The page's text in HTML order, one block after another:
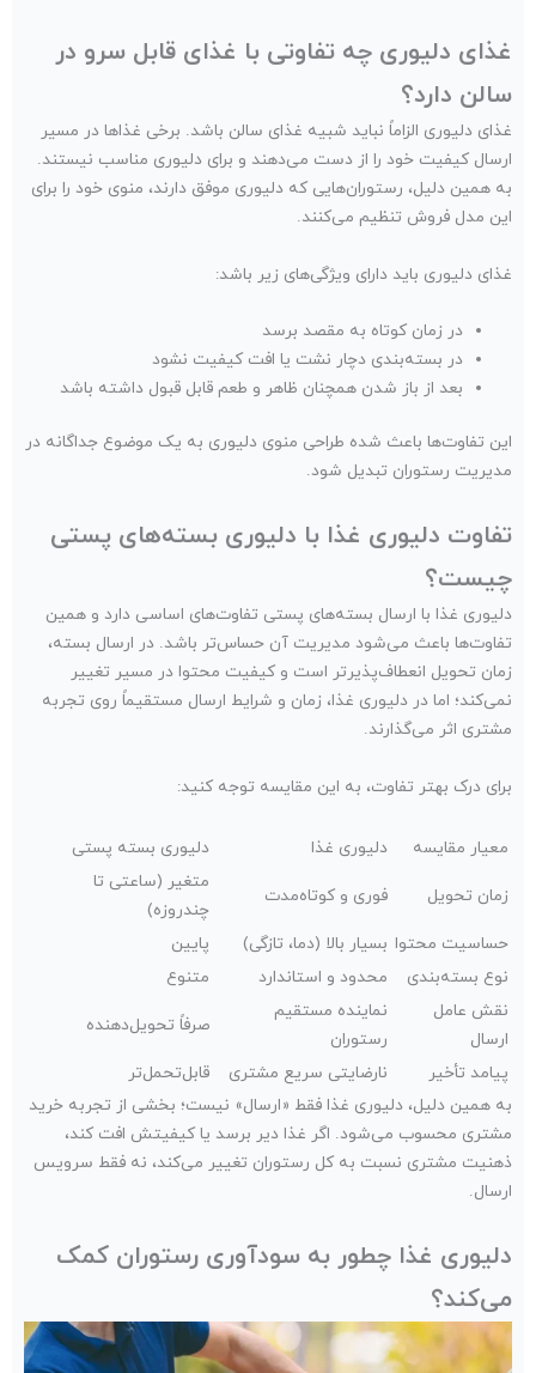
غذای دلیوری چه تفاوتی با غذای قابل سرو در
سالن دارد؟
غذای دلیوری الزاماً نباید شبیه غذای سالن باشد. برخی غذاها در مسیر
ارسال کیفیت خود را از دست می‌دهند و برای دلیوری مناسب نیستند.
به همین دلیل، رستوران‌هایی که دلیوری موفق دارند، منوی خود را برای
این مدل فروش تنظیم می‌کنند.
غذای دلیوری باید دارای ویژگی‌های زیر باشد:
در زمان کوتاه به مقصد برسد
در بسته‌بندی دچار نشت یا افت کیفیت نشود
بعد از باز شدن همچنان ظاهر و طعم قابل قبول داشته باشد
این تفاوت‌ها باعث شده طراحی منوی دلیوری به یک موضوع جداگانه در
مدیریت رستوران تبدیل شود.
تفاوت دلیوری غذا با دلیوری بسته‌های پستی
چیست؟
دلیوری غذا با ارسال بسته‌های پستی تفاوت‌های اساسی دارد و همین
تفاوت‌ها باعث می‌شود مدیریت آن حساس‌تر باشد. در ارسال بسته،
زمان تحویل انعطاف‌پذیرتر است و کیفیت محتوا در مسیر تغییر
نمی‌کند؛ اما در دلیوری غذا، زمان و شرایط ارسال مستقیماً روی تجربه
مشتری اثر می‌گذارند.
برای درک بهتر تفاوت، به این مقایسه توجه کنید:
معیار مقایسه دلیوری غذا دلیوری بسته پستی
زمان تحویل فوری و کوتاه‌مدت
متغیر (ساعتی تا
چندروزه)
حساسیت محتوا بسیار بالا (دما، تازگی)
پایین
نوع بسته‌بندی
محدود و استاندارد
متنوع
نقش عامل
ارسال
نماینده مستقیم
رستوران
صرفاً تحویل‌دهنده
پیامد تأخیر نارضایتی سریع مشتری
قابل‌تحمل‌تر
به همین دلیل، دلیوری غذا فقط «ارسال» نیست؛ بخشی از تجربه خرید
مشتری محسوب می‌شود. اگر غذا دیر برسد یا کیفیتش افت کند،
ذهنیت مشتری نسبت به کل رستوران تغییر می‌کند، نه فقط سرویس
ارسال.
دلیوری غذا چطور به سودآوری رستوران کمک
می‌کند؟